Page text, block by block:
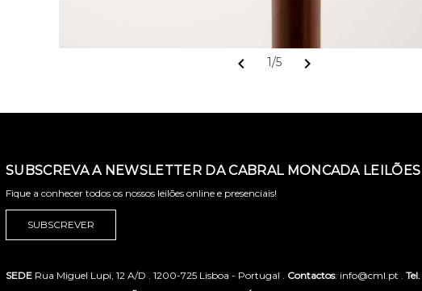
chevron_left 1/5 chevron_right
SUBSCREVA A NEWSLETTER DA CABRAL MONCADA LEILÕES
Fique a conhecer todos os nossos leilões online e presenciais!
SUBSCREVER
SEDE Rua Miguel Lupi, 12 A/D . 1200-725 Lisboa - Portugal . Contactos: info@cml.pt . Tel.